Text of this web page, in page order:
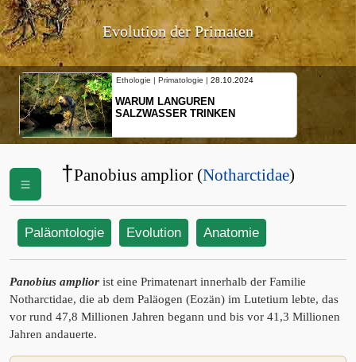
Evolution der Primaten
Ethologie | Primatologie | 28.10.2024
WARUM LANGUREN
SALZWASSER TRINKEN
†Panobius amplior (Notharctidae)
Paläontologie Evolution Anatomie
Panobius amplior ist eine Primatenart innerhalb der Familie
Notharctidae, die ab dem Paläogen (Eozän) im Lutetium lebte, das
vor rund 47,8 Millionen Jahren begann und bis vor 41,3 Millionen
Jahren andauerte.